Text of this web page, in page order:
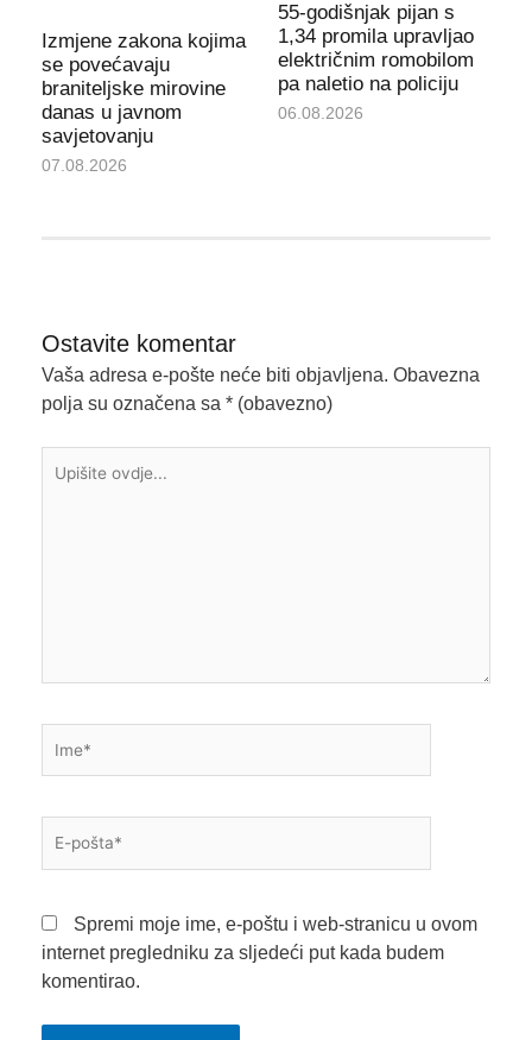
Izmjene zakona kojima
se povećavaju
braniteljske mirovine
danas u javnom
savjetovanju
07.08.2026
55-godišnjak pijan s
1,34 promila upravljao
električnim romobilom
pa naletio na policiju
06.08.2026
Ostavite komentar
Vaša adresa e-pošte neće biti objavljena. Obavezna
polja su označena sa * (obavezno)
ovdje...
pošta*
Spremi moje ime, e-poštu i web-stranicu u ovom
internet pregledniku za sljedeći put kada budem
komentirao.